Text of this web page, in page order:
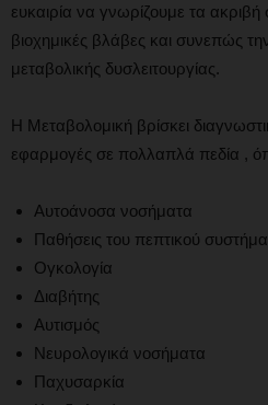
ευκαιρία να γνωρίζουμε τα
βιοχημικές βλάβες και συνεπώς
μεταβολικής δυσλειτουργίας.
Η Μεταβολομική βρίσκει
εφαρμογές σε πολλαπλά πεδία ,
Αυτοάνοσα νοσήματα
Παθήσεις του πεπτικού
Ογκολογία
Διαβήτης
Αυτισμός
Νευρολογικά νοσήματα
Παχυσαρκία